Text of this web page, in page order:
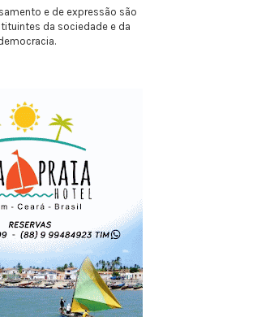
e de expressão são
da sociedade e da